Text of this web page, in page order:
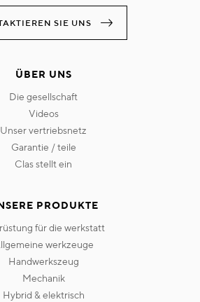
SIE UNS
ÜBER UNS
die gesellschaft
videos
unser vertriebsnetz
garantie / teile
clas stellt ein
PRODUKTE
für die werkstatt
allgemeine werkzeuge
handwerkszeug
mechanik
hybrid & elektrisch